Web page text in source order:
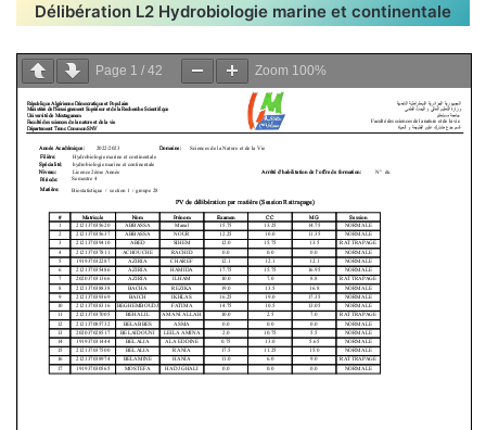
Délibération L2 Hydrobiologie marine et continentale
Page 1 / 42 Zoom 100%